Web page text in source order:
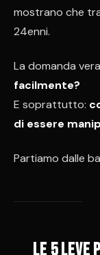
mostrano che
24enni.
La domanda
facilmente?
E soprattutto:
di essere
Partiamo dalle